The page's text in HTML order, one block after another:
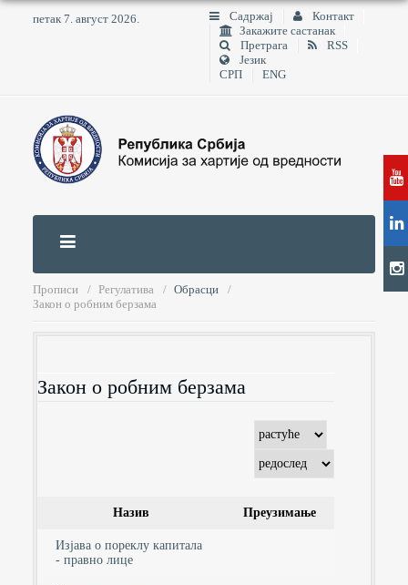
петак 7. август 2026. Садржај
Контакт
Закажите састанак
Претрага
RSS
Језик
СРП
ENG
Прописи Регулатива
Обрасци
Закон о робним берзама
Закон о робним берзама
Назив Преузимање
Изјава о пореклу капитала
- правно лице